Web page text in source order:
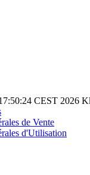
CEST 2026
de Vente
d'Utilisation